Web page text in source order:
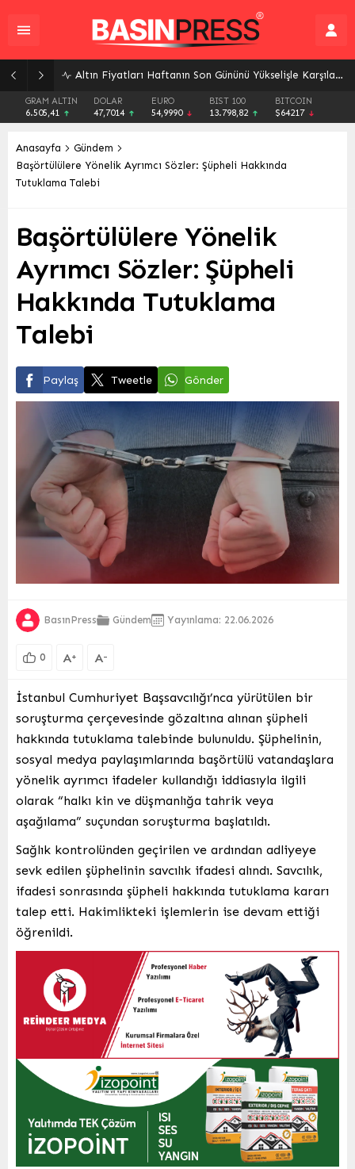
Altın Fiyatları Haftanın Son Gününü Yükselişle Karşıladı: Gram ve Ons Altında Son Durum
GRAM ALTIN
6.505,41
DOLAR
47,7014
EURO
54,9990
BIST 100
13.798,82
BITCOIN
$64217
Anasayfa
Gündem
Başörtülülere Yönelik Ayrımcı Sözler: Şüpheli Hakkında
Tutuklama Talebi
Başörtülülere Yönelik
Ayrımcı Sözler: Şüpheli
Hakkında Tutuklama
Talebi
Paylaş Tweetle Gönder
BasınPress Gündem Yayınlama: 22.06.2026
0 A+ A-
İstanbul Cumhuriyet Başsavcılığı’nca yürütülen bir
soruşturma çerçevesinde gözaltına alınan şüpheli
hakkında tutuklama talebinde bulunuldu. Şüphelinin,
sosyal medya paylaşımlarında başörtülü vatandaşlara
yönelik ayrımcı ifadeler kullandığı iddiasıyla ilgili
olarak “halkı kin ve düşmanlığa tahrik veya
aşağılama” suçundan soruşturma başlatıldı.
Sağlık kontrolünden geçirilen ve ardından adliyeye
sevk edilen şüphelinin savcılık ifadesi alındı. Savcılık,
ifadesi sonrasında şüpheli hakkında tutuklama kararı
talep etti. Hakimlikteki işlemlerin ise devam ettiği
öğrenildi.